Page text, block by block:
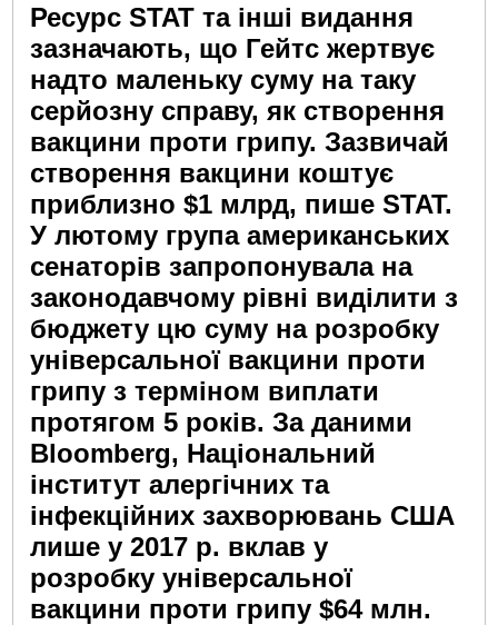
Ресурс STAT та інші видання
зазначають, що Гейтс жертвує
надто маленьку суму на таку
серйозну справу, як створення
вакцини проти грипу. Зазвичай
створення вакцини коштує
приблизно $1 млрд, пише STAT.
У лютому група американських
сенаторів запропонувала на
законодавчому рівні виділити з
бюджету цю суму на розробку
універсальної вакцини проти
грипу з терміном виплати
протягом 5 років. За даними
Bloomberg, Національний
інститут алергічних та
інфекційних захворювань США
лише у 2017 р. вклав у
розробку універсальної
вакцини проти грипу $64 млн.